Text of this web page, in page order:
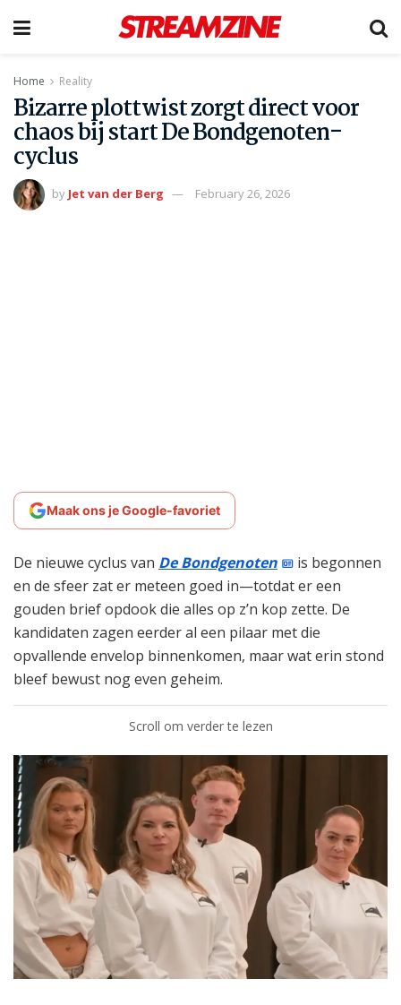
Home Reality
Bizarre plottwist zorgt direct voor
chaos bij start De Bondgenoten-
cyclus
by Jet van der Berg February 26, 2026
Maak ons je Google-favoriet
De nieuwe cyclus van De Bondgenoten
is begonnen
en de sfeer zat er meteen goed in—totdat er een
gouden brief opdook die alles op z’n kop zette. De
kandidaten zagen eerder al een pilaar met die
opvallende envelop binnenkomen, maar wat erin stond
bleef bewust nog even geheim.
Scroll om verder te lezen